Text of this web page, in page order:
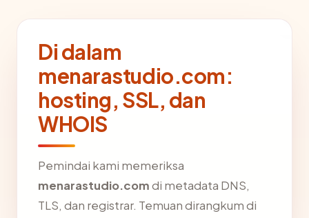
Di dalam
menarastudio.com:
hosting, SSL, dan
WHOIS
Pemindai kami memeriksa
menarastudio.comdi metadata DNS,
TLS, dan registrar. Temuan dirangkum di